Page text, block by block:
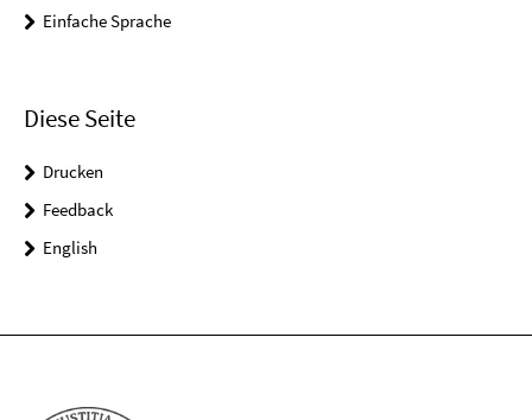
Einfache Sprache
Diese Seite
Drucken
Feedback
English